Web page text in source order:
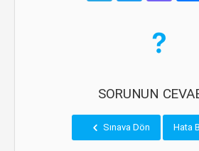
SORUNUN
Sınava Dön Hata